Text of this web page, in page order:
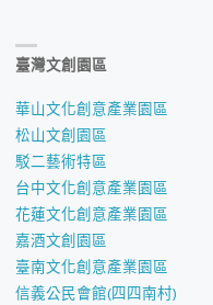
臺灣文創園區
華山文化創意產業園區
松山文創園區
駁二藝術特區
台中文化創意產業園區
花蓮文化創意產業園區
嘉酒文創園區
臺南文化創意產業園區
信義公民會館(四四南村)